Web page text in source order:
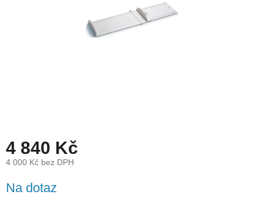
4 840 Kč
4 000 Kč bez DPH
cena:
Na dotaz